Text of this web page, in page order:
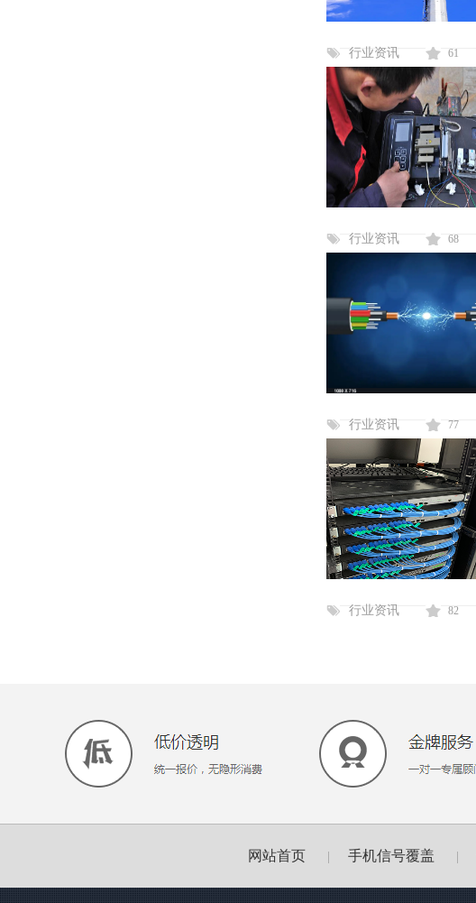
行业资讯 61
行业资讯 68
行业资讯 77
行业资讯 82
网站首页 手机信号覆盖